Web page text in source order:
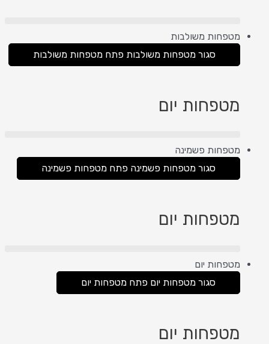
מטפחות משולבות
סגור מטפחות משולבות פתח מטפחות משולבות
מטפחות יום
מטפחות פשמינה
סגור מטפחות פשמינה פתח מטפחות פשמינה
מטפחות יום
מטפחות יום
סגור מטפחות יום פתח מטפחות יום
מטפחות יום